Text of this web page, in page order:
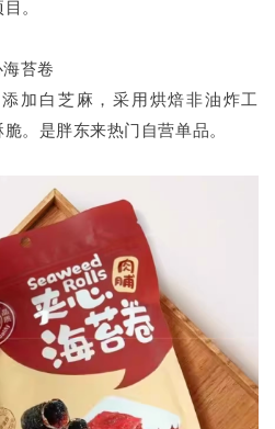
。
苔卷
加白芝麻，采用烘焙非油炸工
。是胖东来热门自营单品。